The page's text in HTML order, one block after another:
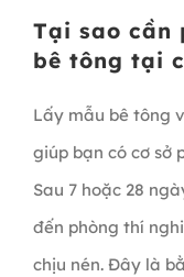
Tại sao cần
bê tông tại
Lấy mẫu bê tông
giúp bạn có cơ sở
Sau 7 hoặc 28
đến phòng thí
chịu nén. Đây là